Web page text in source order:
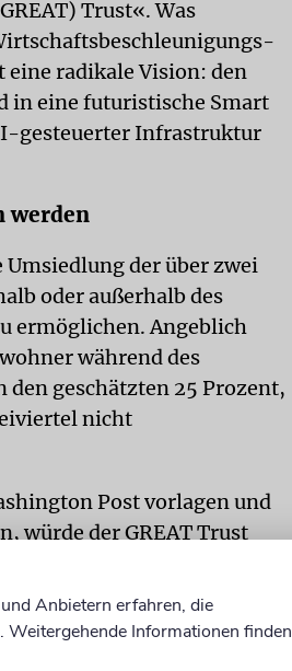
Trust«. Was
radikale Vision: den
in eine futuristische Smart
gesteuerter Infrastruktur
werden
der über zwei
oder außerhalb des
ermöglichen. Angeblich
während des
den geschätzten 25 Prozent,
nicht
Post vorlagen und
würde der GREAT Trust
Ländern zahlen.
eine vorübergehende
Anbietern erfahren, die
Weitergehende Informationen finden